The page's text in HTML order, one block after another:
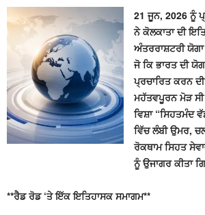
21 ਜੂਨ, 2026 ਨੂੰ
ਨੇ ਕੋਲਕਾਤਾ ਦੀ
ਅੰਤਰਰਾਸ਼ਟਰੀ
ਜੋ ਕਿ ਭਾਰਤ ਦੀ
ਪ੍ਰਚਾਰਿਤ ਕਰਨ
ਮਹੱਤਵਪੂਰਨ ਮੋੜ
ਵਿਸ਼ਾ “ਸਿਹਤਮੰਦ
ਵਿੱਚ ਲੰਬੀ ਉਮਰ,
ਰੋਕਥਾਮ ਸਿਹਤ
ਨੂੰ ਉਜਾਗਰ ਕੀਤਾ
**ਰੈਡ ਰੋਡ ‘ਤੇ ਇੱਕ ਇਤਿਹਾਸਕ ਸਮਾਗਮ**